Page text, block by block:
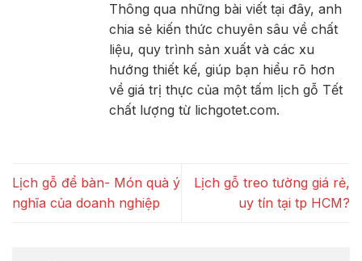
Thông qua những bài viết tại đây, anh
chia sẻ kiến thức chuyên sâu về chất
liệu, quy trình sản xuất và các xu
hướng thiết kế, giúp bạn hiểu rõ hơn
về giá trị thực của một tấm lịch gỗ Tết
chất lượng từ lichgotet.com.
Lịch gỗ để bàn- Món quà ý
nghĩa của doanh nghiệp
Lịch gỗ treo tường giá rẻ,
uy tín tại tp HCM?